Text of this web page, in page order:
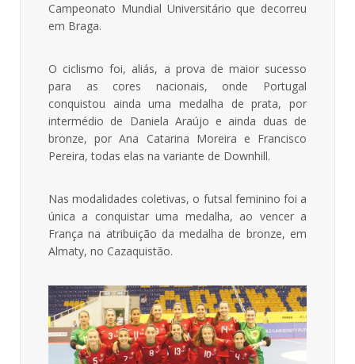
Campeonato Mundial Universitário que decorreu
em Braga.
O ciclismo foi, aliás, a prova de maior sucesso
para as cores nacionais, onde Portugal
conquistou ainda uma medalha de prata, por
intermédio de Daniela Araújo e ainda duas de
bronze, por Ana Catarina Moreira e Francisco
Pereira, todas elas na variante de Downhill.
Nas modalidades coletivas, o futsal feminino foi a
única a conquistar uma medalha, ao vencer a
França na atribuição da medalha de bronze, em
Almaty, no Cazaquistão.